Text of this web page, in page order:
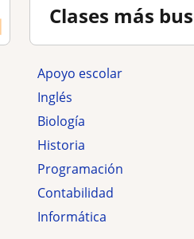
Clases más
Apoyo escolar
Inglés
Biología
Historia
Programación
Contabilidad
Informática